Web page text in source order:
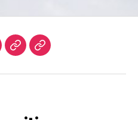
AccesoBiblioteca